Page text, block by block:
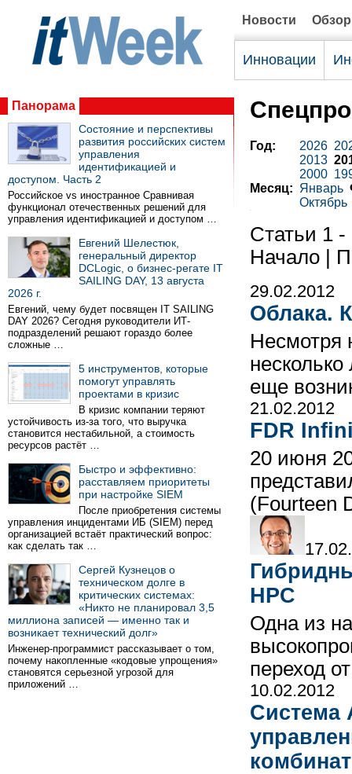
Новости
Инновации
Панорама
Состояние и перспективы
развития российских систем
управления
идентификацией и
доступом. Часть 2
Российское vs иностранное Сравнивая
функционал отечественных решений для
управления идентификацией и доступом …
Евгений Шелестюк,
генеральный директор
DCLogic, о бизнес-регате IT
SAILING DAY, 13 августа
2026 г.
Евгений, чему будет посвящен IT SAILING
DAY 2026? Сегодня руководители ИТ-
подразделений решают гораздо более
сложные …
5 инструментов, которые
помогут управлять
проектами в кризис
В кризис компании теряют
устойчивость из-за того, что выручка
становится нестабильной, а стоимость
ресурсов растёт …
Быстро и эффективно:
расставляем приоритеты
при настройке SIEM
После приобретения системы
управления инцидентами ИБ (SIEM) перед
организацией встаёт практический вопрос:
как сделать так …
Сергей Кузнецов о
техническом долге в
критических системах:
«Никто не планировал 3,5
миллиона записей — именно так и
возникает технический долг»
Инженер-программист рассказывает о том,
почему накопленные «кодовые упрощения»
становятся серьезной угрозой для
приложений …
Год: 2026
2013
2000
Месяц: Январь
Октябрь
Статьи 1 -
Начало |
29.02.2012
Облака.
Несмотря
еще
21.02.2012
FDR
20 июня
(Fourteen
HPC
Одна из
переход
10.02.2012
Система